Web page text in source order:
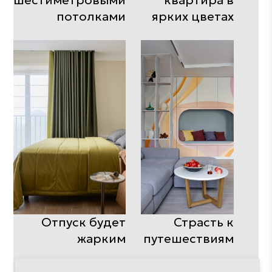
потолками
ярких цветах
Отпуск будет
жарким
Страсть к
путешествиям